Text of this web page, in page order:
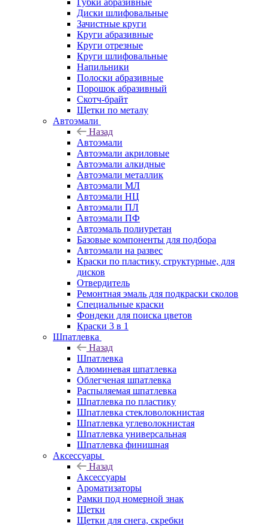
Губки абразивные
Диски шлифовальные
Зачистные круги
Круги абразивные
Круги отрезные
Круги шлифовальные
Напильники
Полоски абразивные
Порошок абразивный
Скотч-брайт
Щетки по металу
Автоэмали
Назад
Автоэмали
Автоэмали акриловые
Автоэмали алкидные
Автоэмали металлик
Автоэмали МЛ
Автоэмали НЦ
Автоэмали ПЛ
Автоэмали ПФ
Автоэмаль полиуретан
Базовые компоненты для подбора
Автоэмали на развес
Краски по пластику, структурные, для
дисков
Отвердитель
Ремонтная эмаль для подкраски сколов
Специальные краски
Фондеки для поиска цветов
Краски 3 в 1
Шпатлевка
Назад
Шпатлевка
Алюминевая шпатлевка
Облегченая шпатлевка
Распыляемая шпатлевка
Шпатлевка по пластику
Шпатлевка стекловолокнистая
Шпатлевка углеволокнистая
Шпатлевка универсальная
Шпатлевка финишная
Аксессуары
Назад
Аксессуары
Ароматизаторы
Рамки под номерной знак
Щетки
Щетки для снега, скребки